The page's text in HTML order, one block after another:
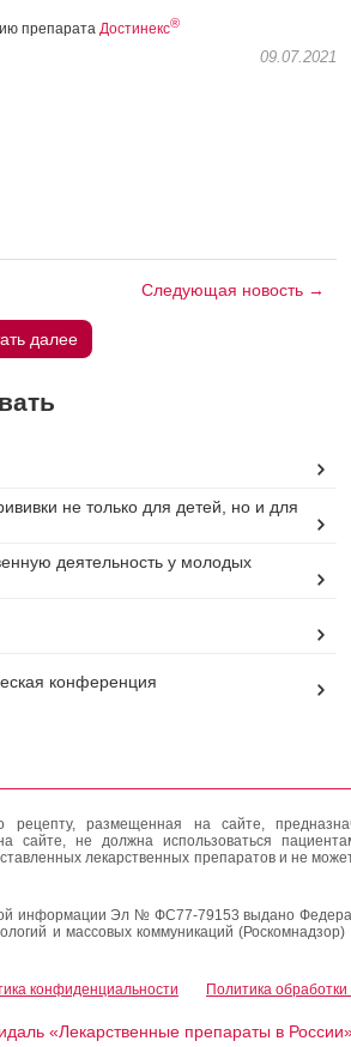
препарата Достинекс®
09.07.2021
Следующая новость →
далее
не только для детей, но и для
деятельность у молодых
конференция
размещенная на сайте,
сайте, не должна использоваться
лекарственных препаратов и не
информации Эл № ФС77-79153 выдано
и массовых коммуникаций
конфиденциальности Политика
«Лекарственные препараты в